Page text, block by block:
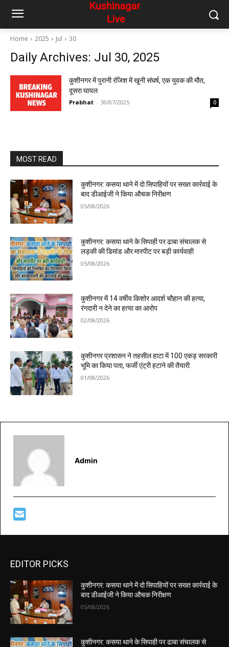
Home 2025 Jul 30
Daily Archives: Jul 30, 2025
कुशीनगर में पुरानी रंजिश में खूनी संघर्ष, एक युवक की मौत,
दूसरा घायल
Prabhat - 30/07/2025 0
MOST READ
कुशीनगर: कसया थाने में दो सिपाहियों पर सख्त कार्रवाई के
बाद डीआईजी ने किया औचक निरीक्षण
05/08/2026
कुशीनगर: कसया थाने के सिपाही पर ढाबा संचालक से
लड़की की डिमांड और मारपीट पर बड़ी कार्यवाही
05/08/2026
कुशीनगर में 14 वर्षीय किशोर आदर्श चौहान की हत्या,
रंगदारी न देने का हत्या का आरोप
02/08/2026
कुशीनगर प्रशासन ने तहसील हाटा में 100 एकड़ सरकारी
भूमि का किया पता, फर्जी एंट्री हटाने की तैयारी
01/08/2026
Admin
EDITOR PICKS
कुशीनगर: कसया थाने में दो सिपाहियों पर सख्त कार्रवाई के
बाद डीआईजी ने किया औचक निरीक्षण
05/08/2026
कुशीनगर: कसया थाने के सिपाही पर ढाबा संचालक से